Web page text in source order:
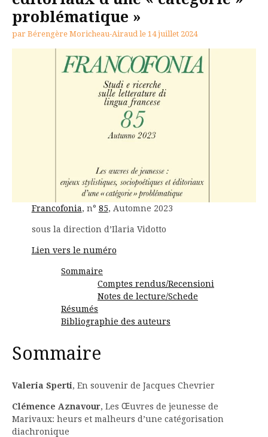
problématique »
par Bérengère Moricheau-Airaud le 14 juillet 2024
Francofonia, n° 85, Automne 2023
sous la direction d’Ilaria Vidotto
Lien vers le numéro
Sommaire
Comptes rendus/Recensioni
Notes de lecture/Schede
Résumés
Bibliographie des auteurs
Sommaire
Valeria Sperti, En souvenir de Jacques Chevrier
Clémence Aznavour, Les Œuvres de jeunesse de
Marivaux: heurs et malheurs d’une catégorisation
diachronique